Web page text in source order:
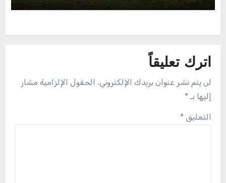
اترك تعليقاً
لن يتم نشر عنوان بريدك الإلكتروني.
الحقول الإلزامية مشار
إليها بـ *
التعليق *